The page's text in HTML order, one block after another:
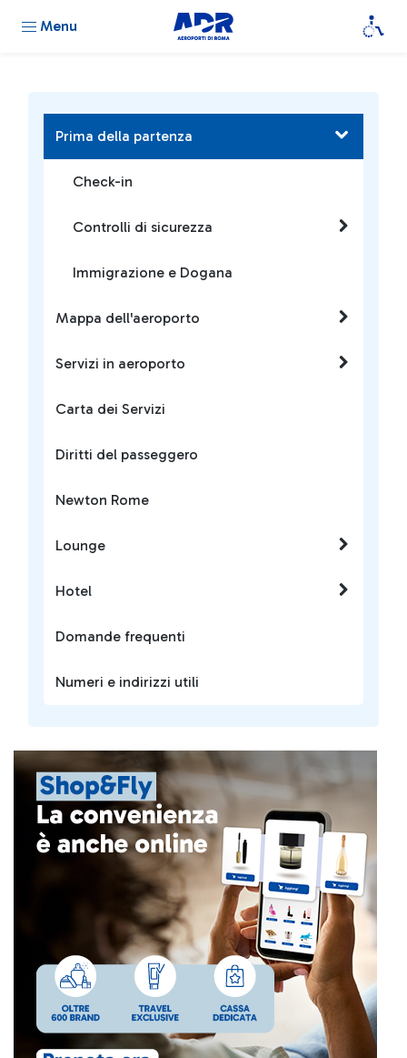
Menu
Prima della partenza
Check-in
Controlli di sicurezza
Immigrazione e Dogana
Mappa dell'aeroporto
Servizi in aeroporto
Carta dei Servizi
Diritti del passeggero
Newton Rome
Lounge
Hotel
Domande frequenti
Numeri e indirizzi utili